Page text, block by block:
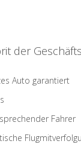
der
Auto garantiert
Fahrer